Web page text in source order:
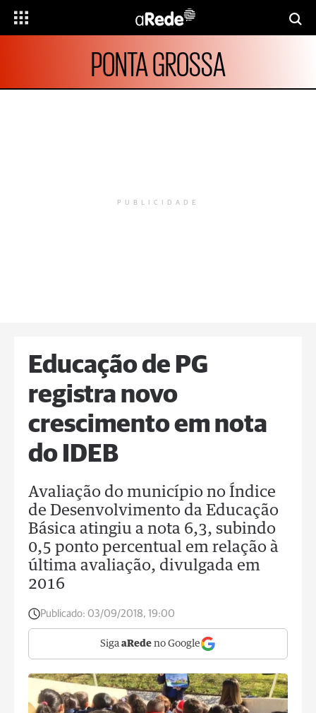
PONTA GROSSA
PUBLICIDADE
Educação de PG
registra novo
crescimento em nota
do IDEB
Avaliação do município no Índice
de Desenvolvimento da Educação
Básica atingiu a nota 6,3, subindo
0,5 ponto percentual em relação à
última avaliação, divulgada em
2016
Publicado: 03/09/2018, 19:00
Siga aRede no Google